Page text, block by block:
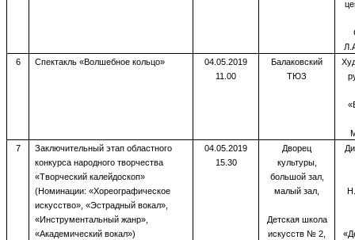
6
Спектакль «Волшебное кольцо»
04.05.2019
11.00
Балаковский
ТЮЗ
7
Заключительный этап областного
конкурса народного творчества
«Творческий калейдоскоп»
(Номинации: «Хореографическое
искусство», «Эстрадный вокал»,
«Инструментальный жанр»,
«Академический вокал»)
04.05.2019
15.30
Дворец
культуры,
большой зал,
малый зал,
Детская школа
искусств № 2,